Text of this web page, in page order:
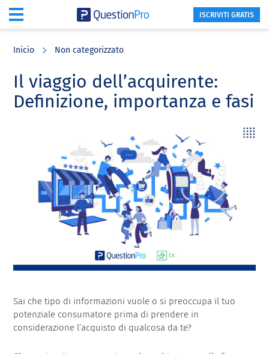
content
sidebar
ISCRIVITI GRATIS
Inicio Non categorizzato
Il viaggio dell’acquirente:
Definizione, importanza e fasi
Sai che tipo di informazioni vuole o si preoccupa il tuo
potenziale consumatore prima di prendere in
considerazione l’acquisto di qualcosa da te?